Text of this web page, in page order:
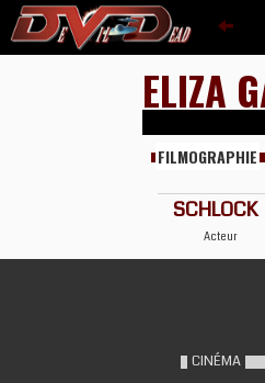
ELIZA
FILMOGRAPHIE
SCHLOCK
Acteur
CINÉMA